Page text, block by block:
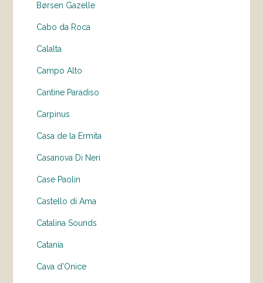
Børsen Gazelle
Cabo da Roca
Calalta
Campo Alto
Cantine Paradiso
Carpinus
Casa de la Ermita
Casanova Di Neri
Case Paolin
Castello di Ama
Catalina Sounds
Catania
Cava d'Onice